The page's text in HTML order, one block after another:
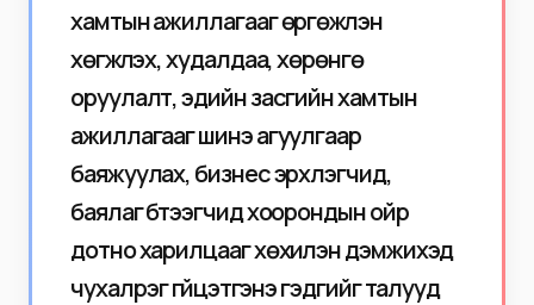
хамтын ажиллагааг өргөжүүлэн
хөгжүүлэх, худалдаа, хөрөнгө
оруулалт, эдийн засгийн хамтын
ажиллагааг шинэ агуулгаар
баяжуулах, бизнес эрхлэгчид,
баялаг бүтээгчид хоорондын ойр
дотно харилцааг хөхиүлэн дэмжихэд
чухал үүрэг гүйцэтгэнэ гэдгийг талууд